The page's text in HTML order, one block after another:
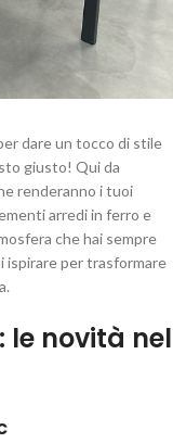
dare un tocco di stile
giusto! Qui da
renderanno i tuoi
arredi in ferro e
che hai sempre
ispirare per trasformare
le novità nel